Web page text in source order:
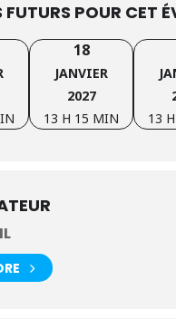
FUTURS POUR CET
18
JANVIER
2027
13 H 15 MIN
13